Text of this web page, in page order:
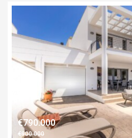
€790.000
€900.000